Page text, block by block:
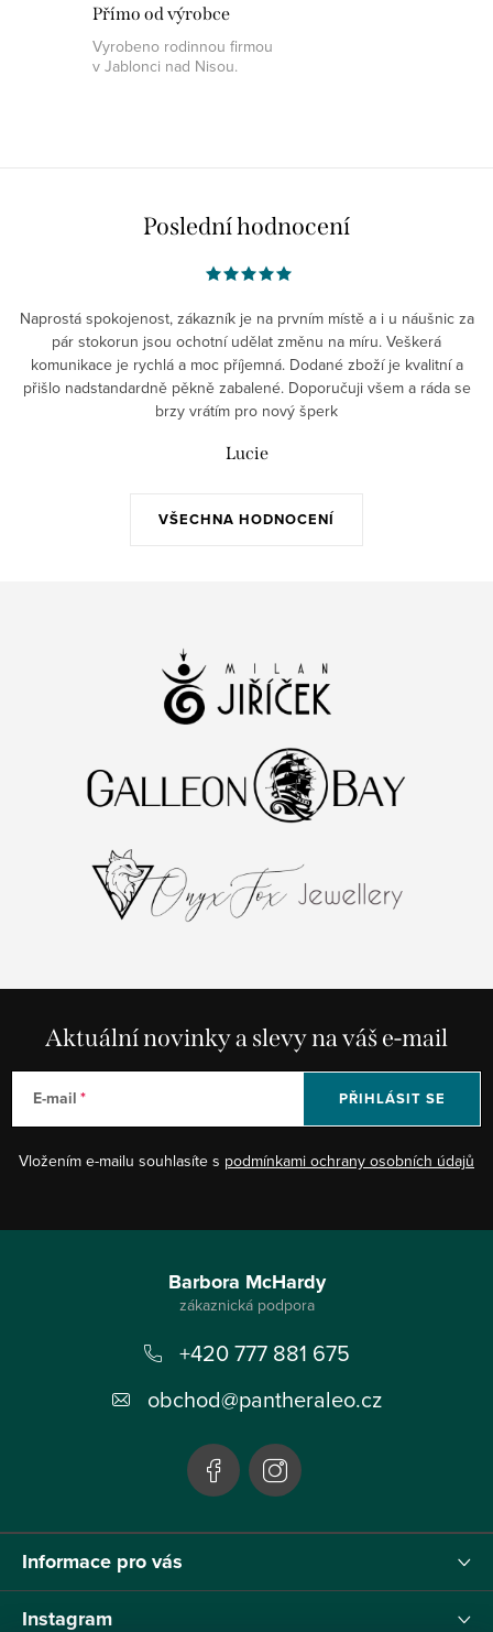
Přímo od výrobce
Vyrobeno rodinnou firmou
v Jablonci nad Nisou.
Poslední hodnocení
VŠECHNA HODNOCENÍ
Naprostá spokojenost, zákazník je na prvním místě a i u náušnic za
pár stokorun jsou ochotní udělat změnu na míru. Veškerá
komunikace je rychlá a moc příjemná. Dodané zboží je kvalitní a
přišlo nadstandardně pěkně zabalené. Doporučuji všem a ráda se
brzy vrátím pro nový šperk
Lucie
Aktuální novinky a slevy na váš e-mail
E-mail
Vložením e-mailu souhlasíte s podmínkami ochrany osobních údajů
PŘIHLÁSIT SE
Informace pro vás
Instagram
Barbora McHardy
+420 777 881 675
obchod@pantheraleo.cz